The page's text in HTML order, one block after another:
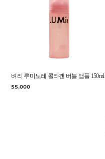
벼리 루미노레 콜라겐 버블 앰플 150ml
55,000